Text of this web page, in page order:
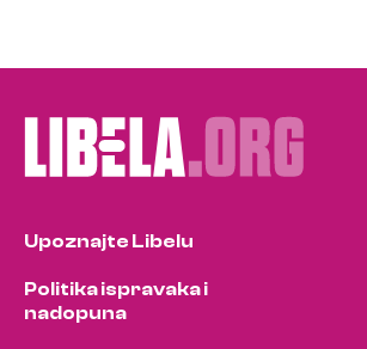
Upoznajte Libelu
Politika ispravaka i
nadopuna